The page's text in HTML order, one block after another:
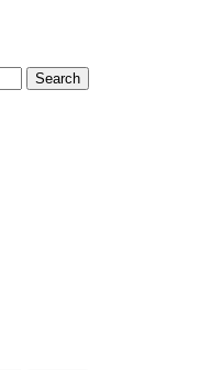
Search